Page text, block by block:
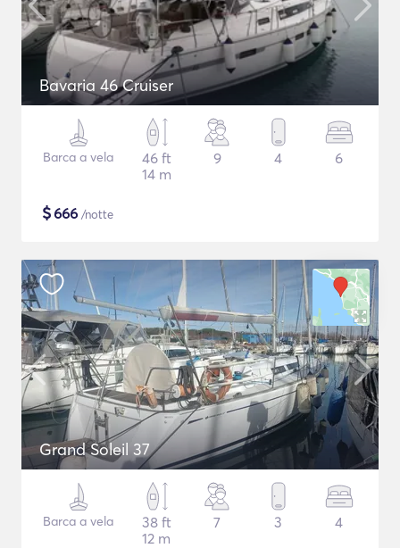
Bavaria 46 Cruiser
Barca a vela
46 ft
14 m
9 4 6
$666 /notte
Grand Soleil 37
Barca a vela
38 ft
12 m
7 3 4